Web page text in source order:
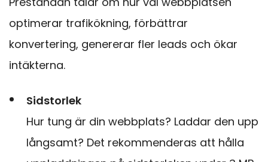
optimerar trafikökning, förbättrar
konvertering, genererar fler leads och ökar
intäkterna.
Sidstorlek
Hur tung är din webbplats? Laddar den upp
långsamt? Det rekommenderas att hålla